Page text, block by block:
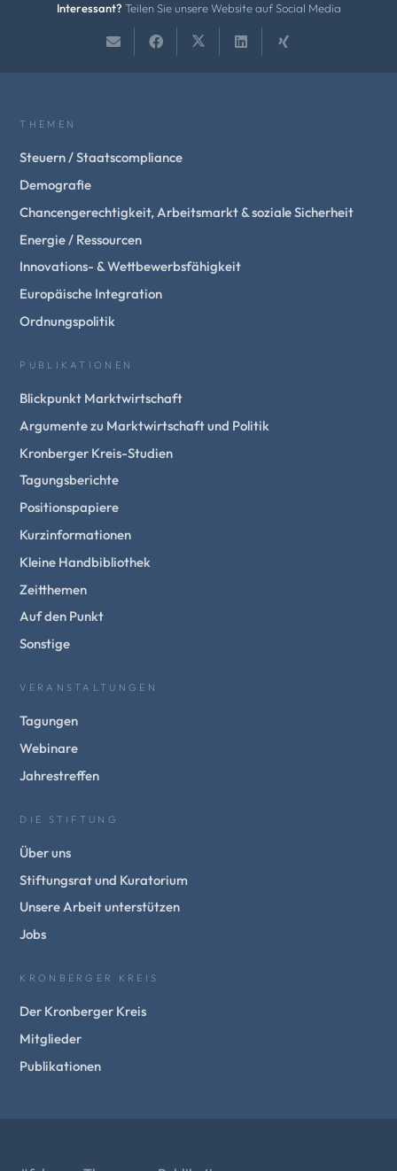
Interessant? Teilen Sie unsere Website auf Social Media
THEMEN
Steuern / Staatscompliance
Demografie
Chancengerechtigkeit, Arbeitsmarkt & soziale Sicherheit
Energie / Ressourcen
Innovations- & Wettbewerbsfähigkeit
Europäische Integration
Ordnungspolitik
PUBLIKATIONEN
Blickpunkt Marktwirtschaft
Argumente zu Marktwirtschaft und Politik
Kronberger Kreis-Studien
Tagungsberichte
Positionspapiere
Kurzinformationen
Kleine Handbibliothek
Zeitthemen
Auf den Punkt
Sonstige
VERANSTALTUNGEN
Tagungen
Webinare
Jahrestreffen
DIE STIFTUNG
Über uns
Stiftungsrat und Kuratorium
Unsere Arbeit unterstützen
Jobs
KRONBERGER KREIS
Der Kronberger Kreis
Mitglieder
Publikationen